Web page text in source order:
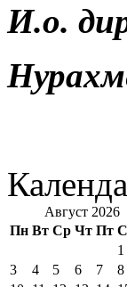
И.о.
Август 2026
Пн Вт Ср Чт Пт
1
3
4 5 6 7 8